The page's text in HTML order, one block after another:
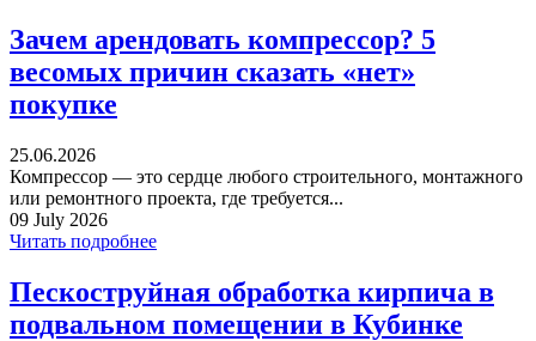
Зачем арендовать компрессор? 5
весомых причин сказать «нет»
покупке
25.06.2026
Компрессор — это сердце любого строительного, монтажного
или ремонтного проекта, где требуется...
09 July 2026
Читать подробнее
Пескоструйная обработка кирпича в
подвальном помещении в Кубинке